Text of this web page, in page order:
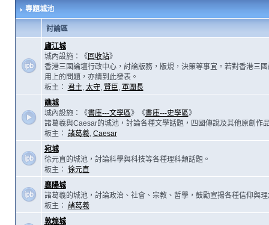
專題城池
討論區
廬江城
城內設施：《回收站》
香港三國論壇行政中心，討論版務，版規，決策等事宜。若對香港三
用上的問題，亦請到此發表。
板主： 君主, 太守, 賢臣, 軍團長
譙城
城內設施：《書庫---文學區》《書庫---史學區》
諸葛羲與Caesar的城池，討論各種文學話題，四國傳說及其他原創作
板主： 諸葛羲, Caesar
宛城
徐元直的城池，討論科學與科技等各種理科類話題。
板主： 徐元直
襄陽城
諸葛羲的城池，討論政治、社會、宗教、哲學，鼓勵宣揚各種信仰與理
板主： 諸葛羲
敦煌城